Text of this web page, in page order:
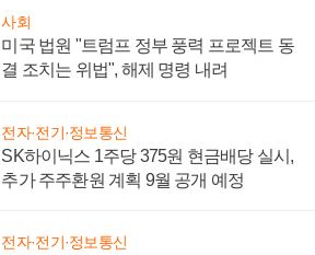
사회
미국 법원 "트럼프 정부 풍력 프로젝트 동
결 조치는 위법", 해제 명령 내려
전자·전기·정보통신
SK하이닉스 1주당 375원 현금배당 실시,
추가 주주환원 계획 9월 공개 예정
전자·전기·정보통신